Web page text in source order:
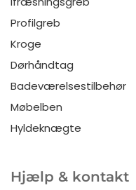
Profilgreb
Kroge
Dørhåndtag
Badeværelsestilbehør
Møbelben
Hyldeknægte
Hjælp & kontakt